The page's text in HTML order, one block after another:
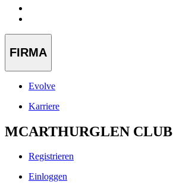
FIRMA
Evolve
Karriere
MCARTHURGLEN CLUB
Registrieren
Einloggen